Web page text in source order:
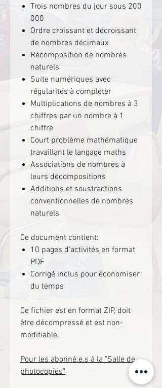
Trois nombres du jour sous 200
000
Ordre croissant et décroissant
de nombres décimaux
Recomposition de nombres
naturels
Suite numériques avec
régularités à compléter
Multiplications de nombres à 3
chiffres par un nombre à 1
chiffre
Court problème mathématique
travaillant le langage maths
Associations de nombres à
leurs décompositions
Additions et soustractions
conventionnelles de nombres
naturels
Ce document contient:
10 pages d'activités en format
PDF
Corrigé inclus pour économiser
du temps
Ce fichier est en format ZIP, doit
être décompressé et est non-
modifiable.
Pour les abonné.e.s à la "Salle de
photocopies"